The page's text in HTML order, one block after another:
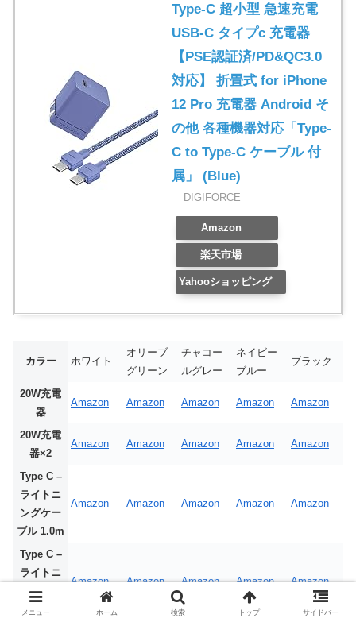
Type-C 超小型 急速充電
USB-C タイプc 充電器
【PSE認証済/PD&QC3.0
対応】 折畳式 for iPhone
12 Pro 充電器 Android そ
の他 各種機器対応「Type-
C to Type-C ケーブル 付
属」 (Blue)
DIGIFORCE
Amazon
楽天市場
Yahooショッピング
カラー ホワイト
オリーブ
グリーン
チャコー
ルグレー
ネイビー
ブルー
ブラック
20W充電
器
Amazon Amazon Amazon Amazon Amazon
20W充電
器×2
Amazon Amazon Amazon Amazon Amazon
Type C –
ライトニ
ングケー
ブル 1.0m
Amazon Amazon Amazon Amazon Amazon
Type C –
ライトニ
ングケー
ブル 2.0m
Amazon Amazon Amazon Amazon Amazon
メニュー ホーム 検索 トップ サイドバー